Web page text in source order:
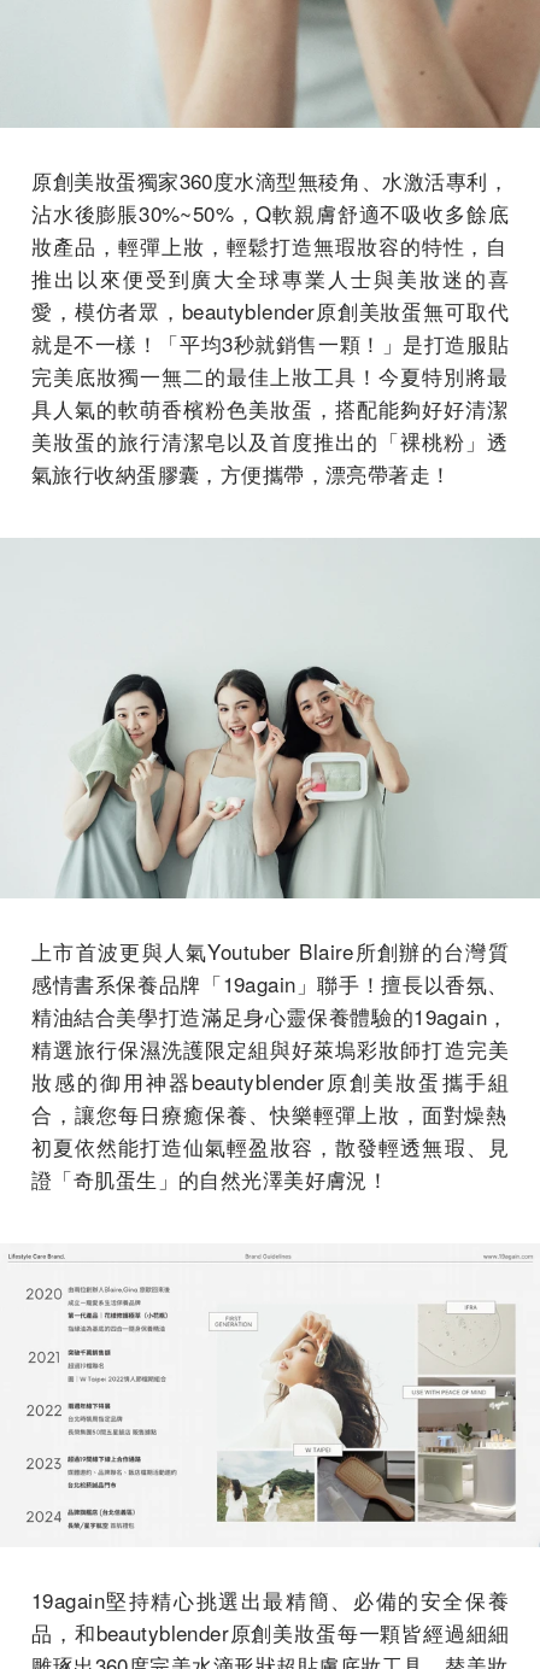
原創美妝蛋獨家360度水滴型無稜角、水激活專利，
沾水後膨脹30%~50%，Q軟親膚舒適不吸收多餘底
妝產品，輕彈上妝， 輕鬆打造無瑕妝容的特性， 自
推出以來便受到廣大全球專業人士與美妝迷的喜
愛，模仿者眾，beautyblender原創美妝蛋無可取代
就是不一樣！「平均3秒就銷售一顆！」是打造服貼
完美底妝獨一無二的最佳上妝工具！ 今夏特別將最
具人氣的軟萌香檳粉色美妝蛋， 搭配能夠好好清潔
美妝蛋的旅行清潔皂以及首度推出的「裸桃粉」 透
氣旅行收納蛋膠囊，方便攜帶，漂亮帶著走！
上市首波更與人氣Youtuber Blaire所創辦的台灣質
感情書系保養品牌「19again」聯手！擅長以香氛、
精油結合美學打造滿足身心靈保養體驗的19again，
精選旅行保濕洗護限定組與好萊塢彩妝師打造完美
妝感的御用神器beautyblender原創美妝蛋攜手組
合， 讓您每日療癒保養、快樂輕彈上妝， 面對燥熱
初夏依然能打造仙氣輕盈妝容，散發輕透無瑕、見
證「奇肌蛋生」的自然光澤美好膚況！
19again堅持精心挑選出最精簡、必備的安全保養
品，和beautyblender原創美妝蛋每一顆皆經過細細